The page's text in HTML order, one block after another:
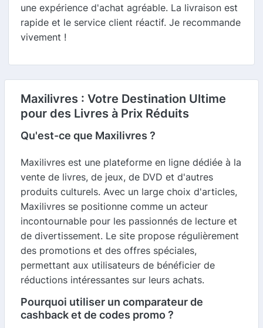
une expérience d'achat agréable. La livraison est
rapide et le service client réactif. Je recommande
vivement !
Maxilivres : Votre Destination Ultime
pour des Livres à Prix Réduits
Qu'est-ce que Maxilivres ?
Maxilivres est une plateforme en ligne dédiée à la
vente de livres, de jeux, de DVD et d'autres
produits culturels. Avec un large choix d'articles,
Maxilivres se positionne comme un acteur
incontournable pour les passionnés de lecture et
de divertissement. Le site propose régulièrement
des promotions et des offres spéciales,
permettant aux utilisateurs de bénéficier de
réductions intéressantes sur leurs achats.
Pourquoi utiliser un comparateur de
cashback et de codes promo ?